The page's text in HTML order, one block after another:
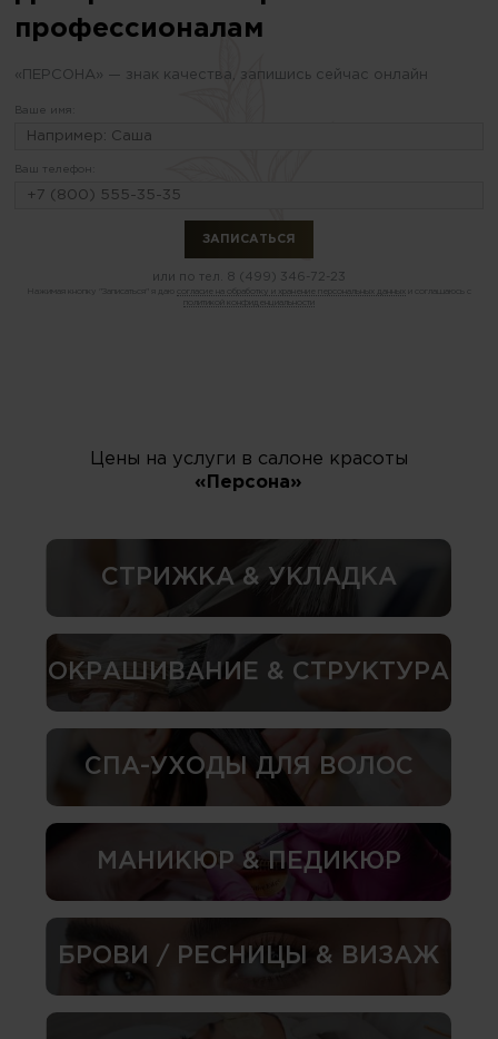
профессионалам
«ПЕРСОНА» — знак качества, запишись сейчас онлайн
Ваше имя:
Ваш телефон:
или по тел. 8 (499) 346-72-23
Нажимая кнопку "Записаться" я даю согласие на обработку и хранение персональных данных
политикой конфиденциальности
Цены на услуги в салоне красоты
«Персона»
СТРИЖКА & УКЛАДКА
ОКРАШИВАНИЕ & СТРУКТУРА
СПА-УХОДЫ ДЛЯ ВОЛОС
МАНИКЮР & ПЕДИКЮР
БРОВИ / РЕСНИЦЫ & ВИЗАЖ